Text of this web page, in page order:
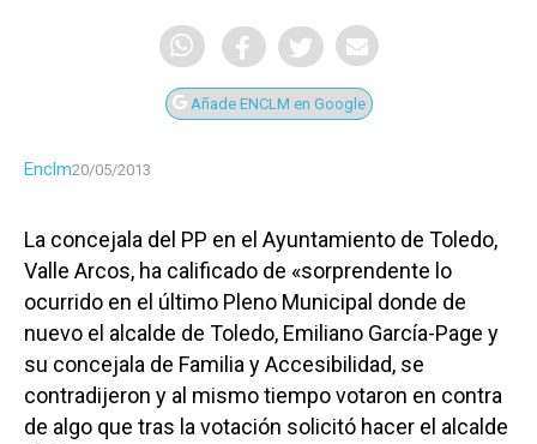
Añade ENCLM en Google
Enclm20/05/2013
La concejala del PP en el Ayuntamiento de Toledo,
Valle Arcos, ha calificado de «sorprendente lo
ocurrido en el último Pleno Municipal donde de
nuevo el alcalde de Toledo, Emiliano García-Page y
su concejala de Familia y Accesibilidad, se
contradijeron y al mismo tiempo votaron en contra
de algo que tras la votación solicitó hacer el alcalde